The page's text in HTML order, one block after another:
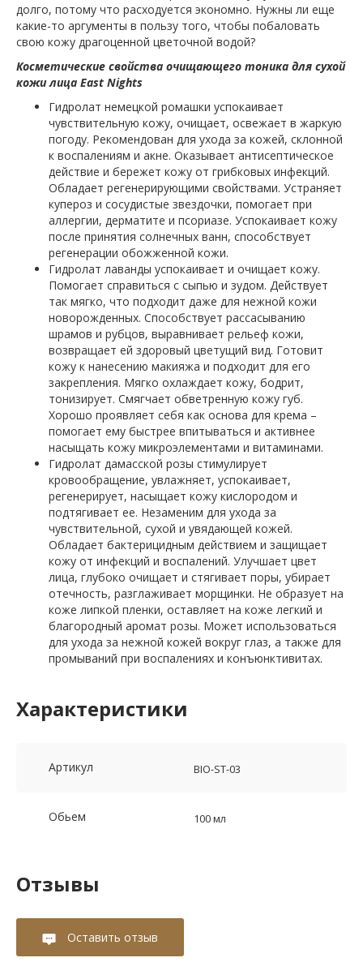
долго, потому что расходуется экономно. Нужны ли еще
какие-то аргументы в пользу того, чтобы побаловать
свою кожу драгоценной цветочной водой?
Косметические свойства очищающего тоника для сухой
кожи лица East Nights
Гидролат немецкой ромашки успокаивает
чувствительную кожу, очищает, освежает в жаркую
погоду. Рекомендован для ухода за кожей, склонной
к воспалениям и акне. Оказывает антисептическое
действие и бережет кожу от грибковых инфекций.
Обладает регенерирующими свойствами. Устраняет
купероз и сосудистые звездочки, помогает при
аллергии, дерматите и псориазе. Успокаивает кожу
после принятия солнечных ванн, способствует
регенерации обожженной кожи.
Гидролат лаванды успокаивает и очищает кожу.
Помогает справиться с сыпью и зудом. Действует
так мягко, что подходит даже для нежной кожи
новорожденных. Способствует рассасыванию
шрамов и рубцов, выравнивает рельеф кожи,
возвращает ей здоровый цветущий вид. Готовит
кожу к нанесению макияжа и подходит для его
закрепления. Мягко охлаждает кожу, бодрит,
тонизирует. Смягчает обветренную кожу губ.
Хорошо проявляет себя как основа для крема –
помогает ему быстрее впитываться и активнее
насыщать кожу микроэлементами и витаминами.
Гидролат дамасской розы стимулирует
кровообращение, увлажняет, успокаивает,
регенерирует, насыщает кожу кислородом и
подтягивает ее. Незаменим для ухода за
чувствительной, сухой и увядающей кожей.
Обладает бактерицидным действием и защищает
кожу от инфекций и воспалений. Улучшает цвет
лица, глубоко очищает и стягивает поры, убирает
отечность, разглаживает морщинки. Не образует на
коже липкой пленки, оставляет на коже легкий и
благородный аромат розы. Может использоваться
для ухода за нежной кожей вокруг глаз, а также для
промываний при воспалениях и конъюнктивитах.
Характеристики
Артикул BIO-ST-03
Обьем 100 мл
Отзывы
Оставить отзыв